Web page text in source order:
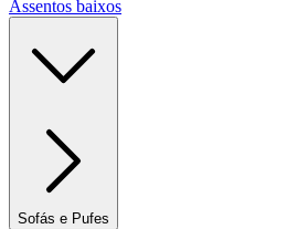
Assentos baixos
Sofás e Pufes